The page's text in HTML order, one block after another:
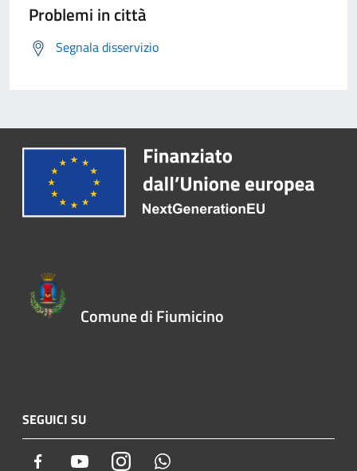
Problemi in città
Segnala disservizio
Comune di Fiumicino
SEGUICI SU
Facebook YoutubeInstagram